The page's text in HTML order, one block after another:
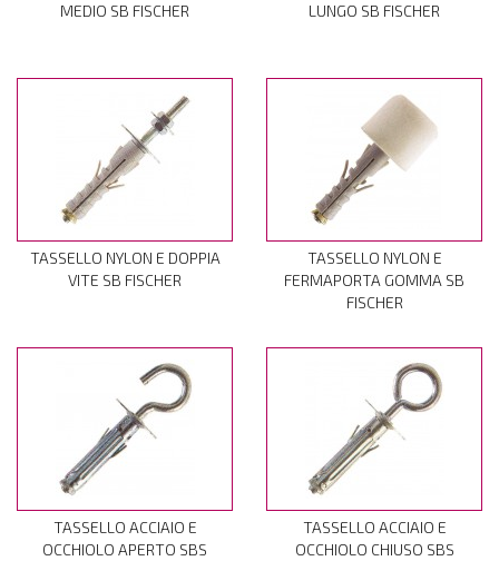
MEDIO SB FISCHER
LUNGO SB FISCHER
TASSELLO NYLON E DOPPIA
VITE SB FISCHER
TASSELLO NYLON E
FERMAPORTA GOMMA SB
FISCHER
TASSELLO ACCIAIO E
OCCHIOLO APERTO SBS
TASSELLO ACCIAIO E
OCCHIOLO CHIUSO SBS